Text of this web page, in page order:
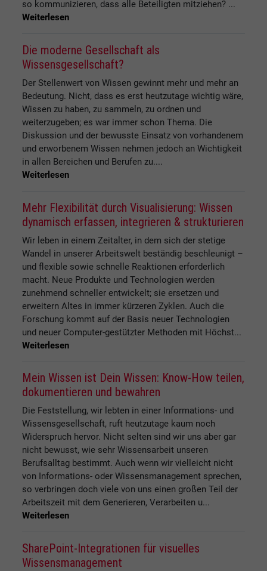
so kommunizieren, dass alle Beteiligten mitziehen? ...
Weiterlesen
Die moderne Gesellschaft als
Wissensgesellschaft?
Der Stellenwert von Wissen gewinnt mehr und mehr an
Bedeutung. Nicht, dass es erst heutzutage wichtig wäre,
Wissen zu haben, zu sammeln, zu ordnen und
weiterzugeben; es war immer schon Thema. Die
Diskussion und der bewusste Einsatz von vorhandenem
und erworbenem Wissen nehmen jedoch an Wichtigkeit
in allen Bereichen und Berufen zu....
Weiterlesen
Mehr Flexibilität durch Visualisierung: Wissen
dynamisch erfassen, integrieren & strukturieren
Wir leben in einem Zeitalter, in dem sich der stetige
Wandel in unserer Arbeitswelt beständig beschleunigt –
und flexible sowie schnelle Reaktionen erforderlich
macht. Neue Produkte und Technologien werden
zunehmend schneller entwickelt; sie ersetzen und
erweitern Altes in immer kürzeren Zyklen. Auch die
Forschung kommt auf der Basis neuer Technologien
und neuer Computer-gestützter Methoden mit Höchst...
Weiterlesen
Mein Wissen ist Dein Wissen: Know-How teilen,
dokumentieren und bewahren
Die Feststellung, wir lebten in einer Informations- und
Wissensgesellschaft, ruft heutzutage kaum noch
Widerspruch hervor. Nicht selten sind wir uns aber gar
nicht bewusst, wie sehr Wissensarbeit unseren
Berufsalltag bestimmt. Auch wenn wir vielleicht nicht
von Informations- oder Wissensmanagement sprechen,
so verbringen doch viele von uns einen großen Teil der
Arbeitszeit mit dem Generieren, Verarbeiten u...
Weiterlesen
SharePoint-Integrationen für visuelles
Wissensmanagement